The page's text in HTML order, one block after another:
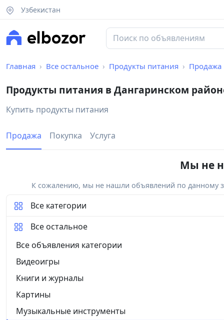
Узбекистан
Главная Все остальное Продукты питания Продажа
Продукты питания в Дангаринском
Купить продукты питания
Продажа Покупка Услуга
Мы не
К сожалению, мы не нашли объявлений по данному
Все категории
Все остальное
Все объявления категории
Видеоигры
Книги и журналы
Картины
Музыкальные инструменты